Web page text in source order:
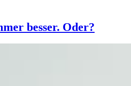
besser. Oder?